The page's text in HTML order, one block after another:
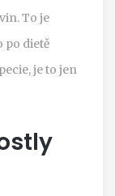
To je
po dietě
je to jen